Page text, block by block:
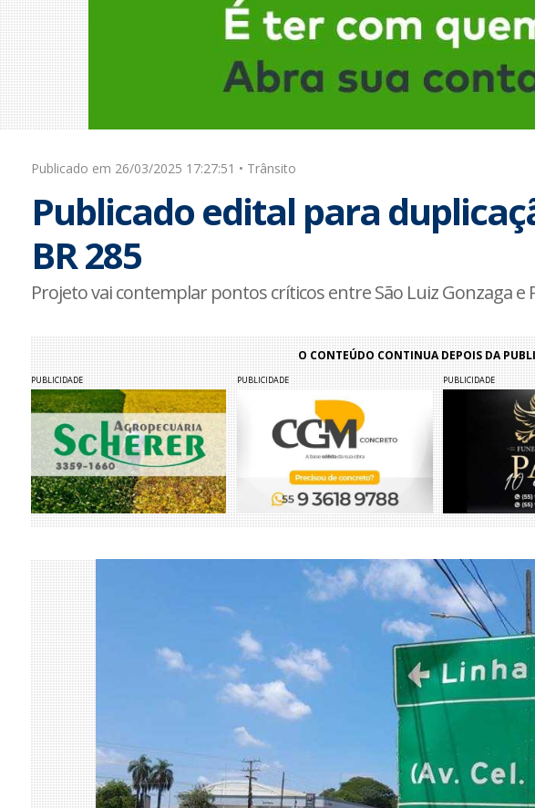
Publicado em 26/03/2025 17:27:51 • Trânsito
Publicado edital para
BR 285
Projeto vai contemplar pontos críticos entre São Luiz Gonzaga e
O CONTEÚDO CONTINUA DEPOIS DA
PUBLICIDADE PUBLICIDADE PUBLICIDADE